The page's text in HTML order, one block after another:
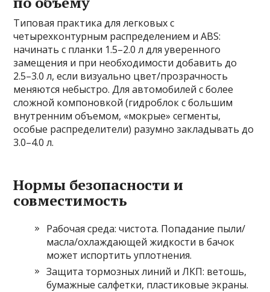
Типовая практика для легковых с
четырехконтурным распределением и ABS:
начинать с планки 1.5–2.0 л для уверенного
замещения и при необходимости добавить до
2.5–3.0 л, если визуально цвет/прозрачность
меняются небыстро. Для автомобилей с более
сложной компоновкой (гидроблок с большим
внутренним объемом, «мокрые» сегменты,
особые распределители) разумно закладывать до
3.0–4.0 л.
Нормы безопасности и
совместимость
Рабочая среда: чистота. Попадание пыли/
масла/охлаждающей жидкости в бачок
может испортить уплотнения.
Защита тормозных линий и ЛКП: ветошь,
бумажные салфетки, пластиковые экраны.